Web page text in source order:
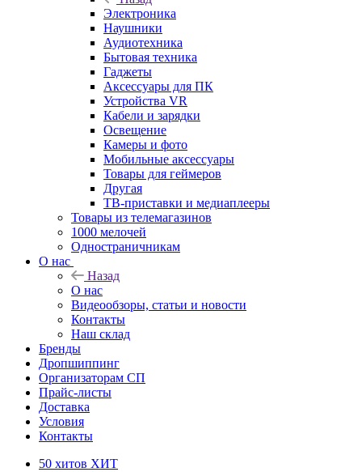
Электроника
Наушники
Аудиотехника
Бытовая техника
Гаджеты
Аксессуары для ПК
Устройства VR
Кабели и зарядки
Освещение
Камеры и фото
Мобильные аксессуары
Товары для геймеров
Другая
ТВ-приставки и медиаплееры
Товары из телемагазинов
1000 мелочей
Одностраничникам
О нас
Назад
О нас
Видеообзоры, статьи и новости
Контакты
Наш склад
Бренды
Дропшиппинг
Организаторам СП
Прайс-листы
Доставка
Условия
Контакты
50 хитов ХИТ